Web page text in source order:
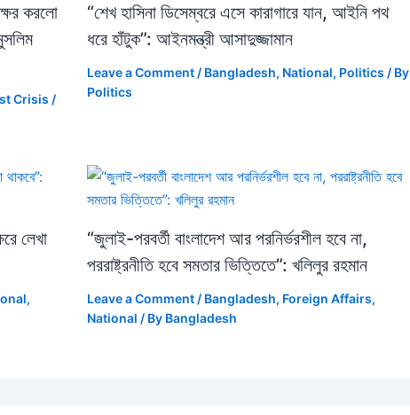
করলো
Crisis /
“শেখ হাসিনা ডিসেম্বরে এসে কারাগারে যান, আইনি পথ
ধরে হাঁটুক”: আইনমন্ত্রী আসাদুজ্জামান
Leave a Comment / Bangladesh, National, Politics / By
Politics
লেখা
,
“জুলাই-পরবর্তী বাংলাদেশ আর পরনির্ভরশীল হবে না,
পররাষ্ট্রনীতি হবে সমতার ভিত্তিতে”: খলিলুর রহমান
Leave a Comment / Bangladesh, Foreign Affairs,
National / By Bangladesh